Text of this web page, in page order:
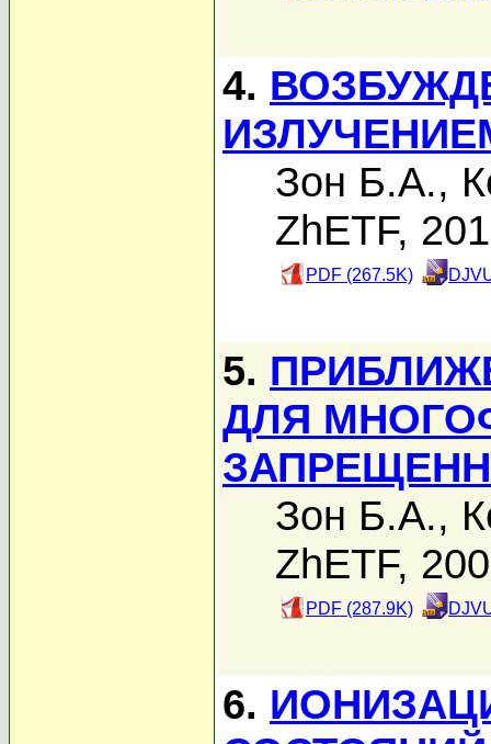
4.
Зон Б.А.,
ZhETF,
PDF (267.5K)
5.
ДЛЯ
Зон Б.А.,
ZhETF,
PDF (287.9K)
6.